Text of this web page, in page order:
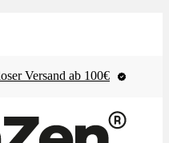
Versand ab 100€